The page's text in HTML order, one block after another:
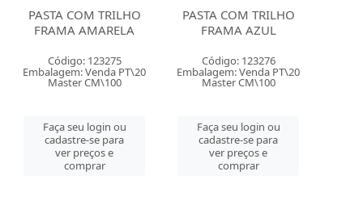
PASTA COM TRILHO
FRAMA AMARELA
Código: 123275
Embalagem: Venda PT\20
Master CM\100
Faça seu login ou
cadastre-se para
ver preços e
comprar
PASTA COM TRILHO
FRAMA AZUL
Código: 123276
Embalagem: Venda PT\20
Master CM\100
Faça seu login ou
cadastre-se para
ver preços e
comprar